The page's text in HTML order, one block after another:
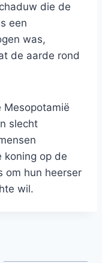
die de
een
was,
de aarde rond
Mesopotamië
slecht
koning op de
om hun heerser
wil.